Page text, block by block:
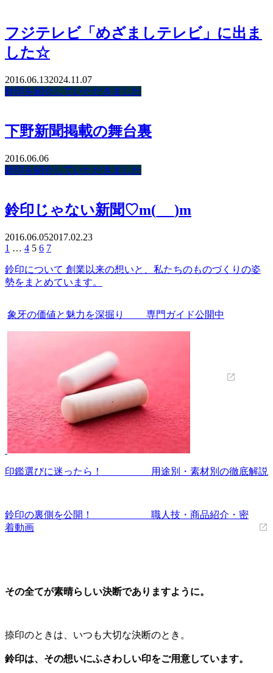
フジテレビ「めざましテレビ」に出ま
した☆
2016.06.132024.11.07
鈴印を紹介していただきました
下野新聞掲載の舞台裏
2016.06.06
鈴印を紹介していただきました
鈴印じゃない新聞♡m(_ _)m
2016.06.052017.02.23
投
の
ペ
ジ
1 … 4 5 6 7
鈴印について 創業以来の想いと、私たちのものづくりの姿
勢をまとめています。
象牙の価値と魅力を深掘り 専門ガイド公開中
印鑑選びに迷ったら！ 用途別・素材別の徹底解説
鈴印の裏側を公開！ 職人技・商品紹介・密
着動画
その全てが素晴らしい決断でありますように。
捺印のときは、いつも大切な決断のとき。
鈴印は、その想いにふさわしい印をご用意しています。